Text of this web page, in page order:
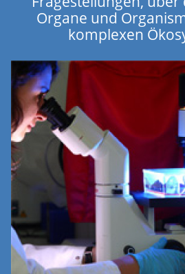
Organe und
komplexen